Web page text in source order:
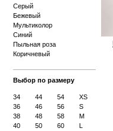
Серый
Бежевый
Мультиколор
Синий
Пыльная роза
Коричневый
Выбор по размеру
34 44 54
XS
36
46 56
S
38
48 58
M
40
50 60
L